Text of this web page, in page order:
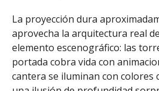
La proyección dura
aprovecha la arquitectura real
elemento escenográfico: las
portada cobra vida con
cantera se iluminan con colores